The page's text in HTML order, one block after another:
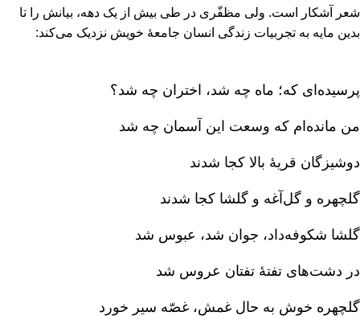
شعر آشکار است‌. ولی مظفّری در طی بیش از یک دهه‌، بیانش را تا
بدین مایه به تجربیات زندگی انسان جامعۀ خویش نزدیک می‌کند:
پرسیده‌ای که‌؛ ماه چه شد، اختران چه شد؟
من مانده‌ام که وسعت این آسمان چه شد
دوشیزگان قریۀ بالا کجا شدند
گلچهره و گل‌آغه و گلشا کجا شدند
گلشا شکوفه‌داد، جوان شد، عبوس شد
در دشت‌های تفتۀ تفتان عروس شد
گلچهره خوش به حال غمش‌، غصّه سیر خورد